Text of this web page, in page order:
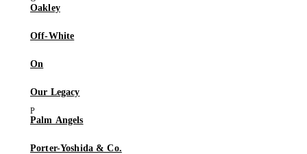
Oakley
Off-White
On
Our Legacy
Palm Angels
Porter-Yoshida & Co.